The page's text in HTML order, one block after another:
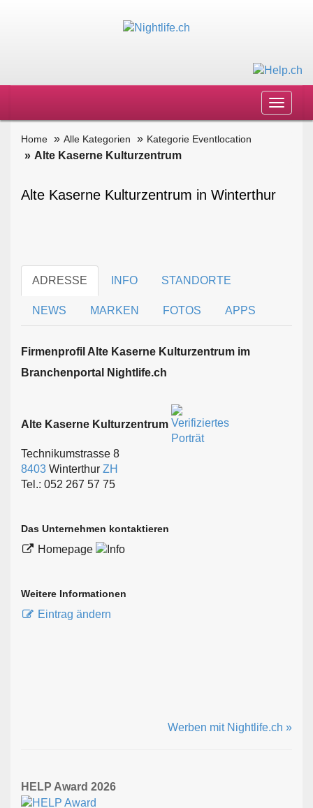
Toggle
Home Alle Kategorien Kategorie Eventlocation
Alte Kaserne Kulturzentrum
Alte Kaserne Kulturzentrum in Winterthur
ADRESSE INFO STANDORTE
NEWS MARKEN FOTOS APPS
Firmen­profil Alte Kaserne Kulturzentrum im
Branchen­portal Nightlife.ch
Alte Kaserne Kulturzentrum
Technikumstrasse 8
8403 Winterthur ZH
Tel.: 052 267 57 75
Das Unternehmen kontaktieren
Homepage
Weitere Informationen
Eintrag ändern
Werben mit Nightlife.ch »
HELP Award 2026